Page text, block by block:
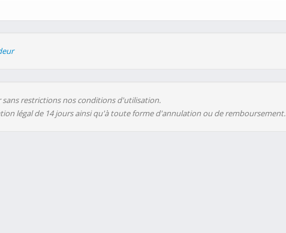
sans restrictions nos conditions d'utilisation.
légal de 14 jours ainsi qu'à toute forme d'annulation ou de remboursement.